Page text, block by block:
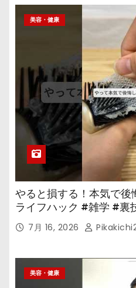
美容・健康
やると損する！本気で
ライフハック #雑学 #
7月 16, 2026
美容・健康